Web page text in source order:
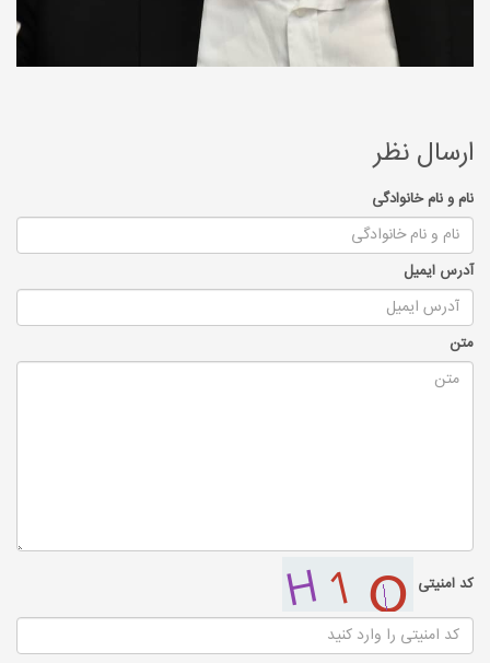
ارسال نظر
نام و نام خانوادگی
آدرس ایمیل
متن
کد امنیتی